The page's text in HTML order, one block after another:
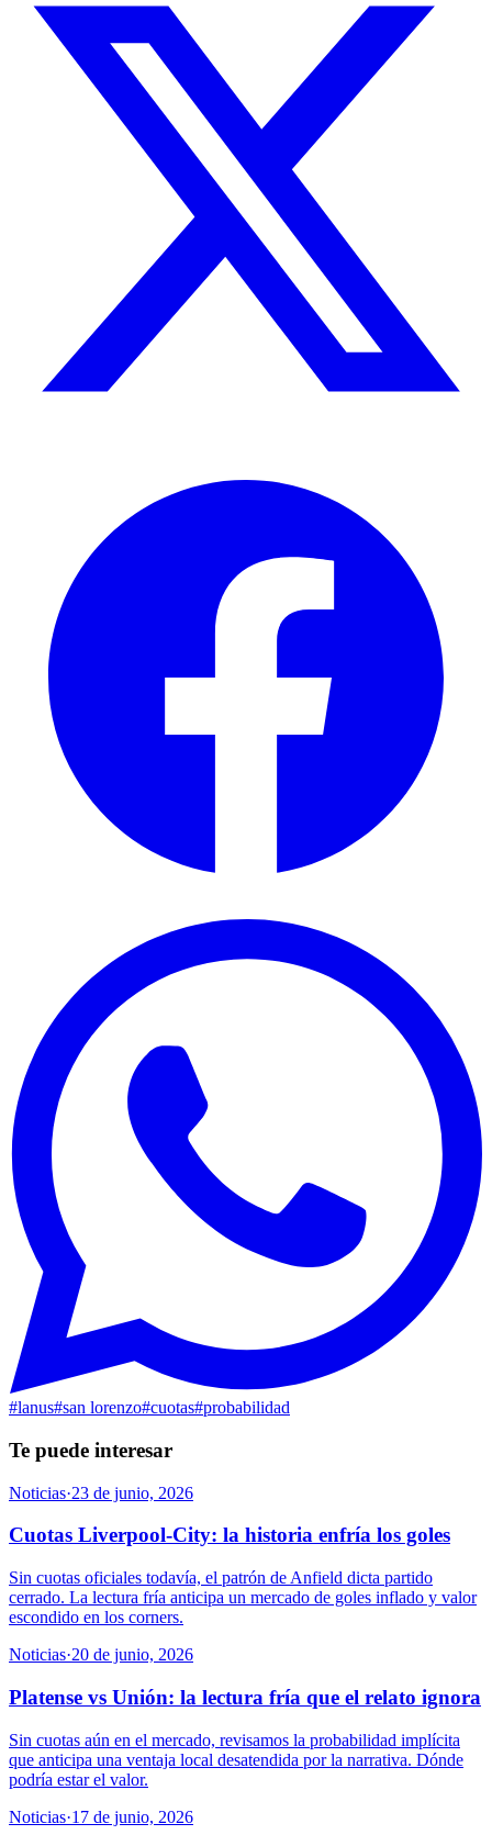
#lanus#san lorenzo#cuotas#probabilidad
Te puede interesar
Noticias·23 de junio, 2026
Cuotas Liverpool-City: la historia enfría los goles
Sin cuotas oficiales todavía, el patrón de Anfield dicta partido
cerrado. La lectura fría anticipa un mercado de goles inflado y valor
escondido en los corners.
Noticias·20 de junio, 2026
Platense vs Unión: la lectura fría que el relato ignora
Sin cuotas aún en el mercado, revisamos la probabilidad implícita
que anticipa una ventaja local desatendida por la narrativa. Dónde
podría estar el valor.
Noticias·17 de junio, 2026